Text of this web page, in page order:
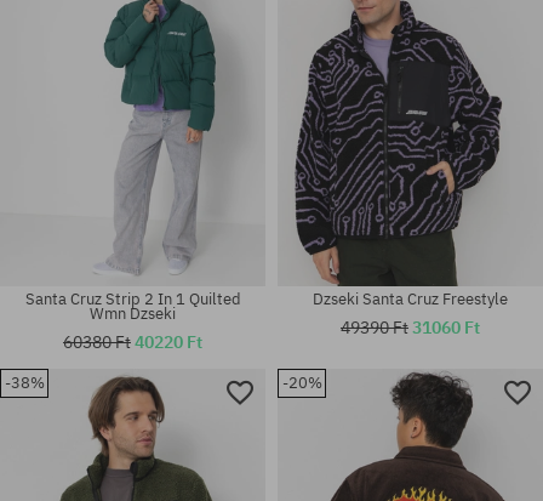
Santa Cruz Strip 2 In 1 Quilted
Wmn Dzseki
60380 Ft40220 Ft
Dzseki Santa Cruz Freestyle
49390 Ft31060 Ft
-38% -20%